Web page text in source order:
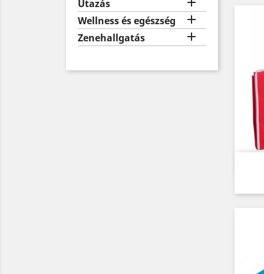
Utazás
Wellness és egészség 
Zenehallgatás 